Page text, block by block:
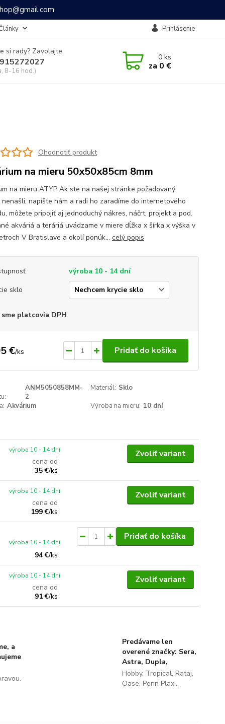
Prihlásenie
si rady? Zavolajte.
8-16 hod.)
0ks
za 0 €
Ohodnotiť produkt
na mieru 50x50x85cm 8mm
na mieru ATYP Ak ste na našej stránke požadovaný
nenašli, napíšte nám a radi ho zaradíme do internetového
môžete pripojiť aj jednoduchý nákres, náčrt, projekt a pod.
akváriá a teráriá uvádzame v miere dĺžka x šírka x výška v
V Bratislave a okolí ponúk... celý popis
výroba 10 - 14 dní
sklo
sme platcovia DPH
€/ks Pridať do košíka
ANM5050858MM-
2
Materiál: Sklo
Akvárium Výroba na mieru: 10 dní
cena od
35 €/ks
výroba 10 - 14 dní Zvoliť variant
cena od
199 €/ks
výroba 10 - 14 dní Zvoliť variant
94 €/ks
výroba 10 - 14 dní
Pridať do košíka
cena od
91 €/ks
výroba 10 - 14 dní Zvoliť variant
a
Predávame len
overené značky: Sera,
Astra, Dupla,
Hobby, Tropical, Rataj,
Oase, Penn Plax...